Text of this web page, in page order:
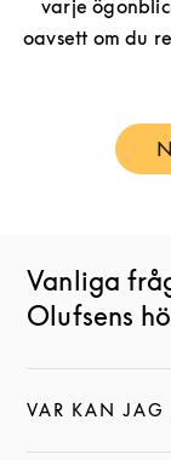
varje
oavsett om du
Vanliga
Olufsens
VAR KAN JAG
KLICKA FÖR